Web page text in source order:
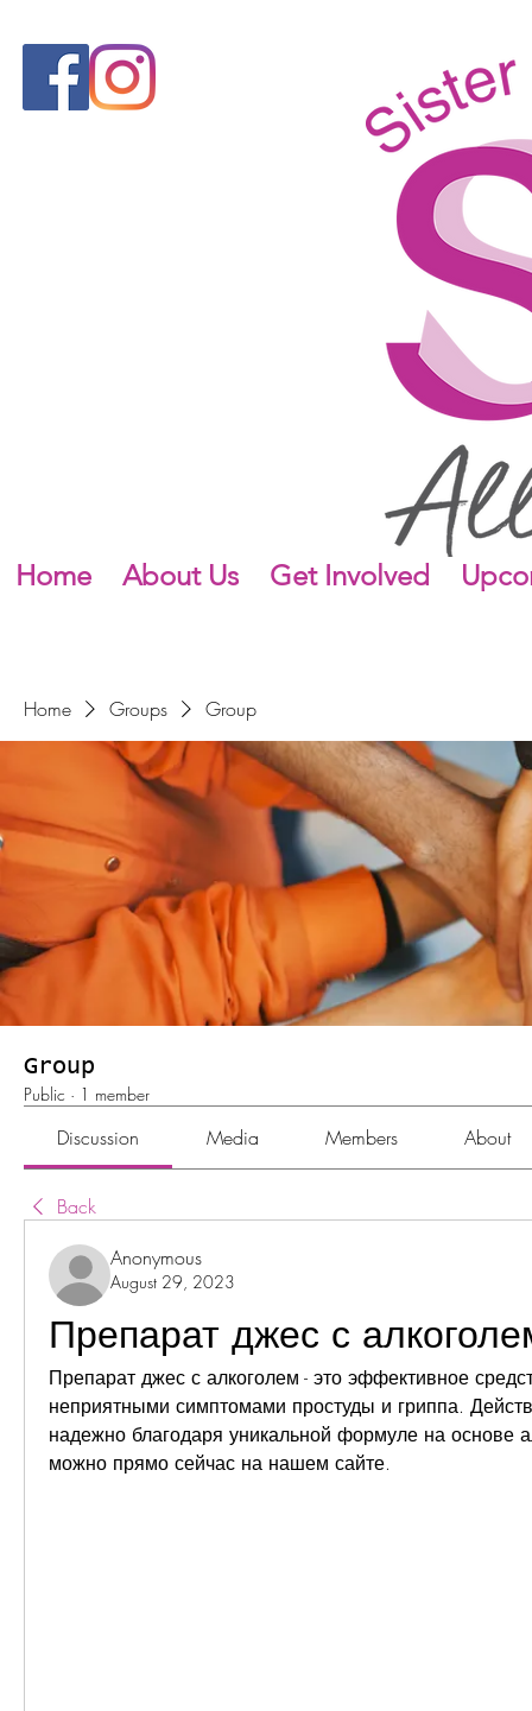
Home About Us Get Involved
Home Groups Group
Group
Public · 1 member
Discussion Media Members About
Back
Anonymous
August 29, 2023
Препарат джес с
Препарат джес с алкоголем - это эффективное
неприятными симптомами простуды и гриппа.
надежно благодаря уникальной формуле на основе
можно прямо сейчас на нашем сайте.